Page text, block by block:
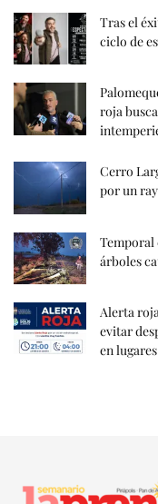
Tras el
ciclo de
roja
Cerro
por un
Temporal
árboles
Alerta
evitar
en